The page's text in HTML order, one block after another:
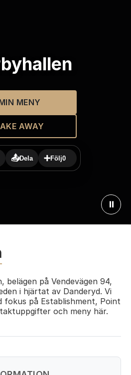
MENY
AWAY
📤Dela ➕Följ0
⏸
belägen på Vendevägen 94,
i hjärtat av Danderyd. Vi
fokus på Establishment, Point
och meny här.